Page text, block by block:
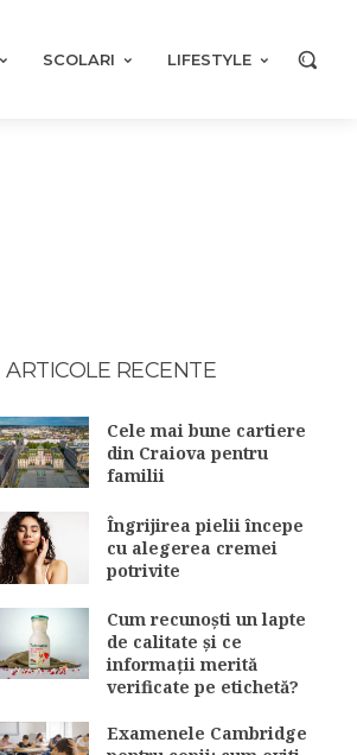
SCOLARI LIFESTYLE
ARTICOLE RECENTE
Cele mai bune cartiere
din Craiova pentru
familii
Îngrijirea pielii începe
cu alegerea cremei
potrivite
Cum recunoști un lapte
de calitate și ce
informații merită
verificate pe etichetă?
Examenele Cambridge